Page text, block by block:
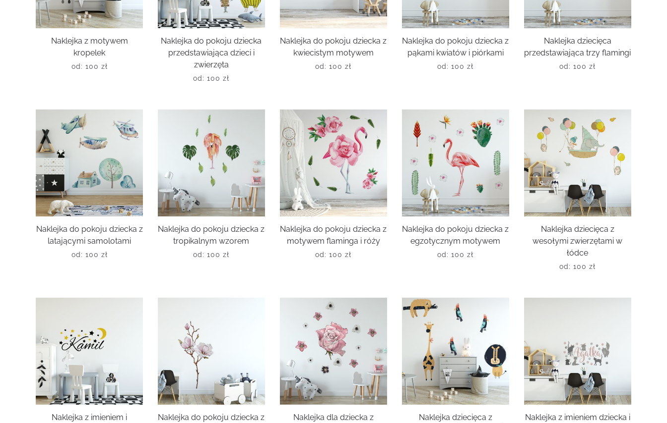
Naklejka z motywem
kropelek
od: 100 zł
Naklejka do pokoju dziecka
przedstawiająca dzieci i
zwierzęta
od:100zł
Naklejka do pokoju dziecka z
kwiecistym motywem
od:100zł
Naklejka do pokoju dziecka z
pąkami kwiatów i piórkami
od:100zł
Naklejka dziecięca
przedstawiająca trzy flamingi
od:100zł
Naklejka do pokoju dziecka z
latającymi samolotami
od: 100 zł
Naklejka do pokoju dziecka z
tropikalnym wzorem
od:100zł
Naklejka do pokoju dziecka z
motywem flaminga i róży
od:100zł
Naklejka do pokoju dziecka z
egzotycznym motywem
od:100zł
Naklejka dziecięca z
wesołymi zwierzętami w
łódce
od:100zł
Naklejka z imieniem i
Naklejka do pokoju dziecka z
Naklejka dla dziecka z
Naklejka dziecięca z
Naklejka z imieniem dziecka i